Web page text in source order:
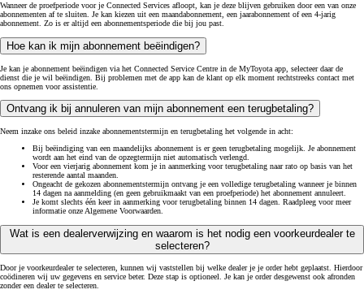
Wanneer de proefperiode voor je Connected Services afloopt, kan je deze blijven gebruiken door een van onze
abonnementen af te sluiten. Je kan kiezen uit een maandabonnement, een jaarabonnement of een 4-jarig
abonnement. Zo is er altijd een abonnementsperiode die bij jou past.
Hoe kan ik mijn abonnement beëindigen?
Je kan je abonnement beëindigen via het Connected Service Centre in de MyToyota app, selecteer daar de
dienst die je wil beëindigen. Bij problemen met de app kan de klant op elk moment rechtstreeks contact met
ons opnemen voor assistentie.
Ontvang ik bij annuleren van mijn abonnement een terugbetaling?
Neem inzake ons beleid inzake abonnementstermijn en terugbetaling het volgende in acht:
Bij beëindiging van een maandelijks abonnement is er geen terugbetaling mogelijk. Je abonnement
wordt aan het eind van de opzegtermijn niet automatisch verlengd.
Voor een vierjarig abonnement kom je in aanmerking voor terugbetaling naar rato op basis van het
resterende aantal maanden.
Ongeacht de gekozen abonnementstermijn ontvang je een volledige terugbetaling wanneer je binnen
14 dagen na aanmelding (en geen gebruikmaakt van een proefperiode) het abonnement annuleert.
Je komt slechts één keer in aanmerking voor terugbetaling binnen 14 dagen. Raadpleeg voor meer
informatie onze Algemene Voorwaarden.
Wat is een dealerverwijzing en waarom is het nodig een voorkeurdealer te
selecteren?
Door je voorkeurdealer te selecteren, kunnen wij vaststellen bij welke dealer je je order hebt geplaatst. Hierdoor
coödineren wij uw gegevens en service beter. Deze stap is optioneel. Je kan je order desgewenst ook afronden
zonder een dealer te selecteren.